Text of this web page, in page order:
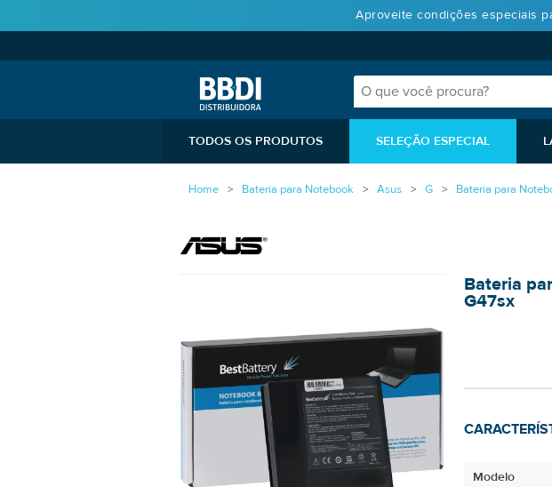
Aproveite condições especiais
TODOS OS PRODUTOS SELEÇÃO ESPECIAL
Home Bateria para Notebook Asus G Bateria para
Bateria
G47sx
Modelo